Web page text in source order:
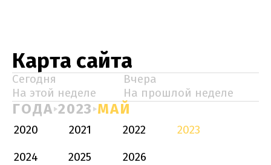
Карта сайта
Сегодня
Вчера
На этой неделе
На прошлой неделе
ГОДА 2023 МАЙ
2020 2021 2022
2023
2024
2025
2026